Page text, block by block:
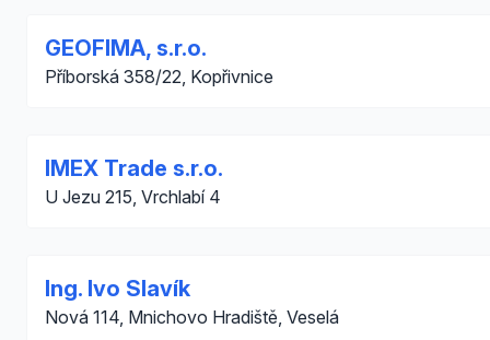
GEOFIMA, s.r.o.
Příborská 358/22, Kopřivnice
IMEX Trade s.r.o.
U Jezu 215, Vrchlabí 4
Ing. Ivo Slavík
Nová 114, Mnichovo Hradiště, Veselá